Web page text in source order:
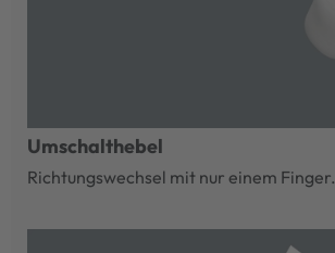
Umschalthebel
Richtungswechsel mit nur einem Finger.